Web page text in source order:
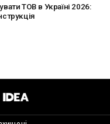
ТОВ в Україні 2026: